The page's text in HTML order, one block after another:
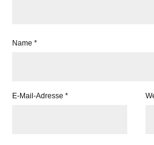
Name *
E-Mail-Adresse *